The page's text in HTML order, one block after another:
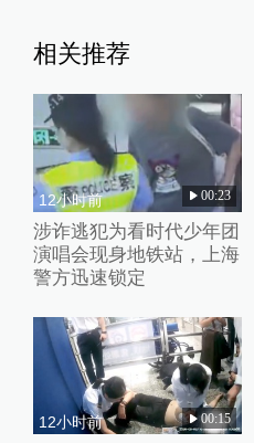
相关推荐
12小时前 00:23
涉诈逃犯为看时代少年团
演唱会现身地铁站，上海
警方迅速锁定
12小时前 00:15